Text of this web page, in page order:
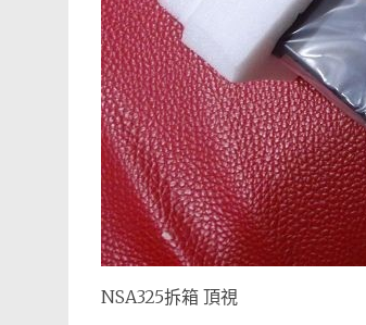
NSA325拆箱 頂視